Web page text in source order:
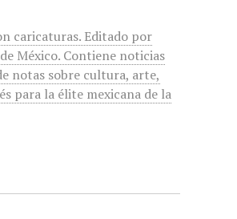
caricaturas. Editado por
México. Contiene noticias
notas sobre cultura, arte,
para la élite mexicana de la